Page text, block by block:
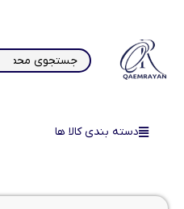
دسته بندی کالا ها